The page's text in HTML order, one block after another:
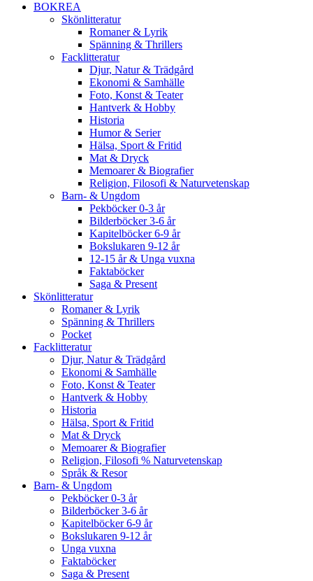
BOKREA
Skönlitteratur
Romaner & Lyrik
Spänning & Thrillers
Facklitteratur
Djur, Natur & Trädgård
Ekonomi & Samhälle
Foto, Konst & Teater
Hantverk & Hobby
Historia
Humor & Serier
Hälsa, Sport & Fritid
Mat & Dryck
Memoarer & Biografier
Religion, Filosofi & Naturvetenskap
Barn- & Ungdom
Pekböcker 0-3 år
Bilderböcker 3-6 år
Kapitelböcker 6-9 år
Bokslukaren 9-12 år
12-15 år & Unga vuxna
Faktaböcker
Saga & Present
Skönlitteratur
Romaner & Lyrik
Spänning & Thrillers
Pocket
Facklitteratur
Djur, Natur & Trädgård
Ekonomi & Samhälle
Foto, Konst & Teater
Hantverk & Hobby
Historia
Hälsa, Sport & Fritid
Mat & Dryck
Memoarer & Biografier
Religion, Filosofi % Naturvetenskap
Språk & Resor
Barn- & Ungdom
Pekböcker 0-3 år
Bilderböcker 3-6 år
Kapitelböcker 6-9 år
Bokslukaren 9-12 år
Unga vuxna
Faktaböcker
Saga & Present